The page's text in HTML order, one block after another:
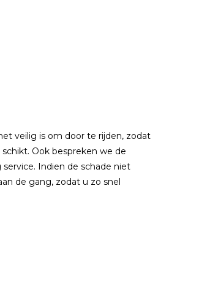
veilig is om door te rijden, zodat
Ook bespreken we de
Indien de schade niet
de gang, zodat u zo snel